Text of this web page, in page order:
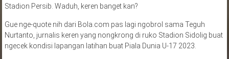
Stadion Persib. Waduh, keren banget kan?
Gue nge-quote nih dari Bola.com pas lagi ngobrol sama Teguh
Nurtanto, jurnalis keren yang nongkrong di ruko Stadion Sidolig buat
ngecek kondisi lapangan latihan buat Piala Dunia U-17 2023.